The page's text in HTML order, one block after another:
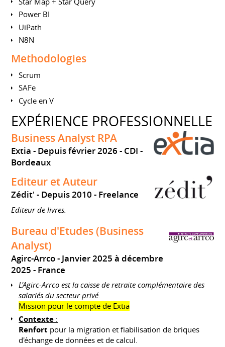
Power BI
UiPath
N8N
Methodologies
Scrum
SAFe
Cycle en V
EXPÉRIENCE PROFESSIONNELLE
Business Analyst RPA
Extia Depuis février 2026 CDI
Bordeaux
Editeur et Auteur
Zédit' Depuis 2010 Freelance
Editeur de livres.
Bureau d'Etudes (Business
Analyst)
Agirc-Arrco
Janvier 2025 à décembre
2025 France
L'Agirc-Arrco est la caisse de retraite complémentaire des
salariés du secteur privé.
Mission pour le compte de Extia
Contexte :
Renfort pour la migration et fiabilisation de briques
d'échange de données et de calcul.